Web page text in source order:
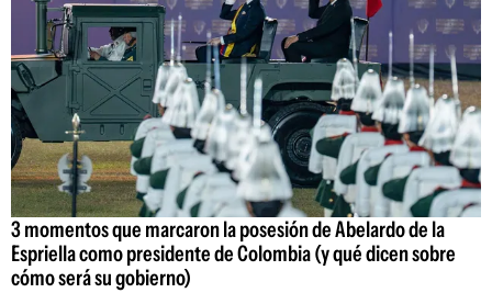
3 momentos que marcaron la posesión de Abelardo de la
Espriella como presidente de Colombia (y qué dicen sobre
cómo será su gobierno)